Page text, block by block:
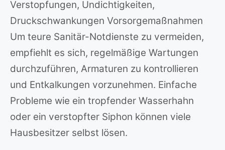
Verstopfungen, Undichtigkeiten,
Druckschwankungen Vorsorgemaßnahmen
Um teure Sanitär-Notdienste zu vermeiden,
empfiehlt es sich, regelmäßige Wartungen
durchzuführen, Armaturen zu kontrollieren
und Entkalkungen vorzunehmen. Einfache
Probleme wie ein tropfender Wasserhahn
oder ein verstopfter Siphon können viele
Hausbesitzer selbst lösen.